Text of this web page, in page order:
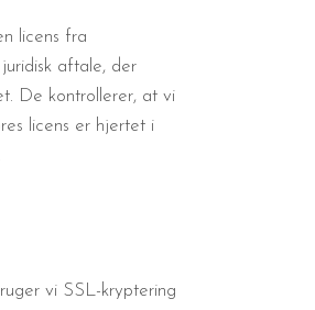
licens fra
aftale, der
De kontrollerer, at vi
licens er hjertet i
vi SSL-kryptering